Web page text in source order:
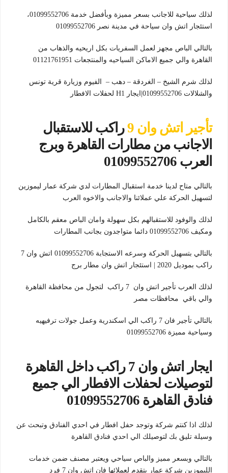
لذلك سياحية للاجانب بسعر مميزة وبأفضل خدمة 01099552706،
استئجار اتش وان سياحة في مدينة نصر 01099552706
بالتالي الباص مجهز لعمل السفريات بكل اريحيه والذهاب من
القاهرة والي جميع الاماكن السياحيه والمنتجعات 01121761951
لذلك شرم الشيخ – الغردقة – دهب – الفيوم وزيارة قرية تونس
والشلالات 01099552706|ايجار H1 لحفلات الافطار
تأجير اتش وان 9
راكب للاستقبال
الاجانب من مطارات القاهرة وبرج
العرب 01099552706
بالتالي متاح لدينا خدمة استقبال المطارات لدي شركة عمار ليموزين
لتسهيل الحركة علي عملائنا والاجانب والاخوه العرب
لذلك والوفود للاستقبالهم بكل سهولة وامان الباص معقم بالكامل
ومكيف 01099552706 دائما متواجدون بجانب المطارات
بالتالي بتسهيل الحركة وسرعه الاستجابة 01099552706 اتش وان 7
راكب بموديل 2020 | استئجار اتش وان مطار برج
لذلك العرب تأجير اتش وان 7 راكب لتجول من محافظة القاهرة
والي باقي محافظات مصر
بالتالي تأجير فان 7 راكب الي اسكندرية وعمل جولات ترفيهيه
وسياحية مميزة 01099552706
ايجار اتش وان 7 راكب داخل القاهرة
لتوصيلات لحفلات الافطار الي جميع
فنادق القاهرة 01099552706
لذلك اذا كنتم شركة وتوجد حفل افطار في احدي الفنادق وتبحث عن
وسيلة تليق بك لتوصيلك الي احدي فنادق القاهرة
بالتالي وبسعر مميز والباص سياحي ويعتبر مصنف ضمن خدمات
الليموزين شركة عمار بتقدم لعملائها فان اتش وان 7 فرد